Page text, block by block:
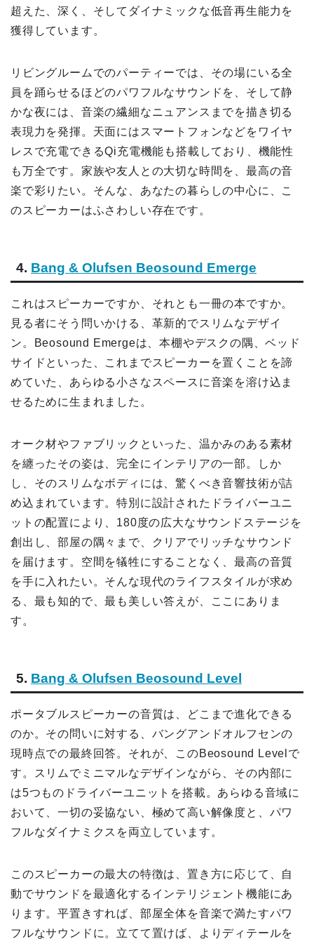
超えた、深く、そしてダイナミックな低音再生能力を
獲得しています。
リビングルームでのパーティーでは、その場にいる全
員を踊らせるほどのパワフルなサウンドを、そして静
かな夜には、音楽の繊細なニュアンスまでを描き切る
表現力を発揮。天面にはスマートフォンなどをワイヤ
レスで充電できるQi充電機能も搭載しており、機能性
も万全です。家族や友人との大切な時間を、最高の音
楽で彩りたい。そんな、あなたの暮らしの中心に、こ
のスピーカーはふさわしい存在です。
4. Bang & Olufsen Beosound Emerge
これはスピーカーですか、それとも一冊の本ですか。
見る者にそう問いかける、革新的でスリムなデザイ
ン。Beosound Emergeは、本棚やデスクの隅、ベッド
サイドといった、これまでスピーカーを置くことを諦
めていた、あらゆる小さなスペースに音楽を溶け込ま
せるために生まれました。
オーク材やファブリックといった、温かみのある素材
を纏ったその姿は、完全にインテリアの一部。しか
し、そのスリムなボディには、驚くべき音響技術が詰
め込まれています。特別に設計されたドライバーユニ
ットの配置により、180度の広大なサウンドステージを
創出し、部屋の隅々まで、クリアでリッチなサウンド
を届けます。空間を犠牲にすることなく、最高の音質
を手に入れたい。そんな現代のライフスタイルが求め
る、最も知的で、最も美しい答えが、ここにありま
す。
5. Bang & Olufsen Beosound Level
ポータブルスピーカーの音質は、どこまで進化できる
のか。その問いに対する、バングアンドオルフセンの
現時点での最終回答。それが、このBeosound Levelで
す。スリムでミニマルなデザインながら、その内部に
は5つものドライバーユニットを搭載。あらゆる音域に
おいて、一切の妥協ない、極めて高い解像度と、パワ
フルなダイナミクスを両立しています。
このスピーカーの最大の特徴は、置き方に応じて、自
動でサウンドを最適化するインテリジェント機能にあ
ります。平置きすれば、部屋全体を音楽で満たすパワ
フルなサウンドに。立てて置けば、よりディテールを